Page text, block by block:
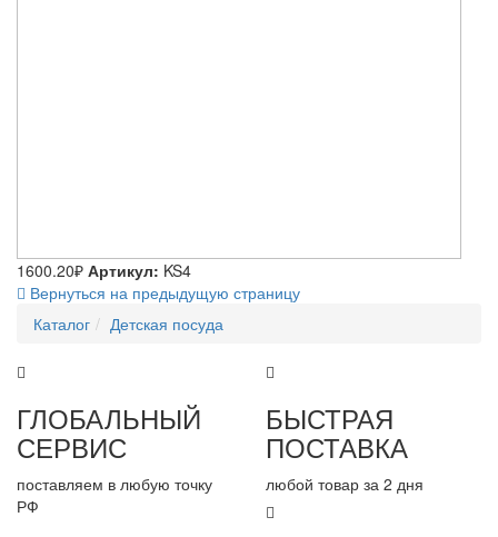
1600.20₽ Артикул: KS4
Вернуться на предыдущую страницу
Каталог
Детская посуда
ГЛОБАЛЬНЫЙ
СЕРВИС
поставляем в любую точку
РФ
БЫСТРАЯ
ПОСТАВКА
любой товар за 2 дня